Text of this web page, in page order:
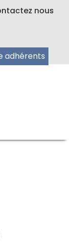
nous
adhérents